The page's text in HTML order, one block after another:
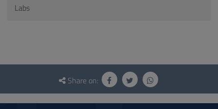
Labs
Questionnaire
social
Share on: